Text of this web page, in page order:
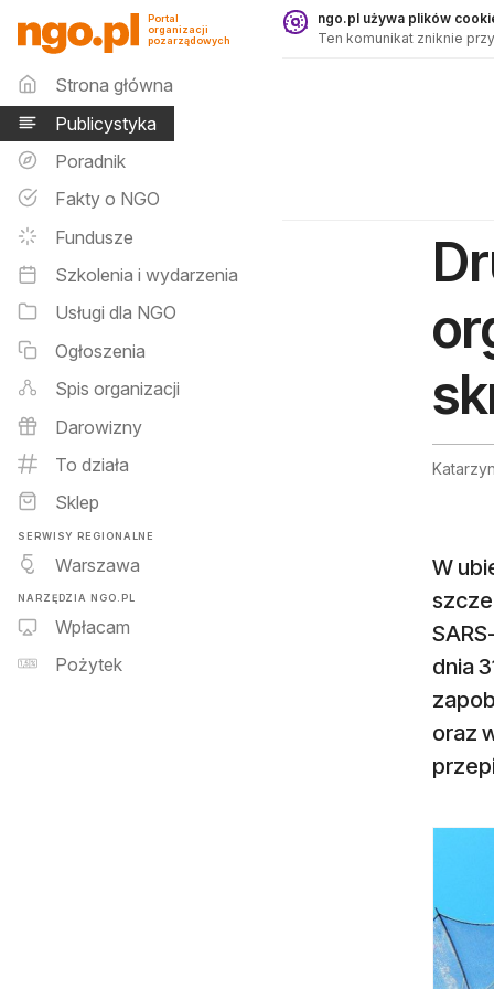
Publicystyka - ngo.pl
Portal
organizacji
pozarządowych
Menu główne
Strona główna
Publicystyka
Poradnik
Fakty o NGO
Fundusze
Szkolenia i wydarzenia
Usługi dla NGO
Ogłoszenia
Spis organizacji
Darowizny
To działa
Sklep
SERWISY REGIONALNE
Warszawa
NARZĘDZIA NGO.PL
Wpłacam
Pożytek
ngo.pl używa plików
Ten komunikat zniknie
W
dnia
oraz